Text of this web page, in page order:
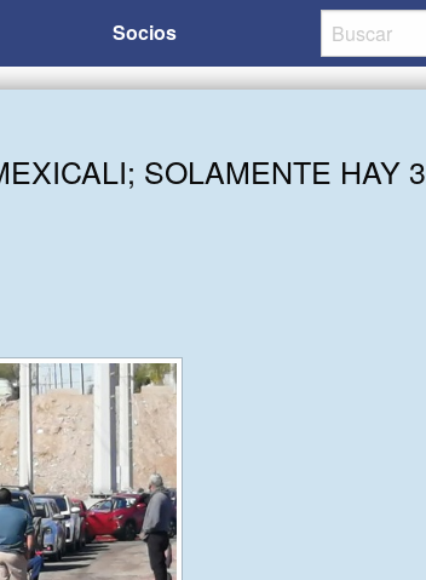
Socios
SOLAMENTE HAY 3